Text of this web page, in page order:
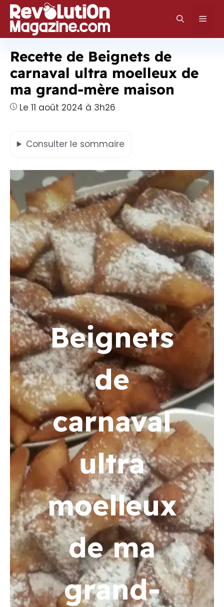
Aller
au
contenu
Recette de Beignets de
carnaval ultra moelleux de
ma grand-mère maison
Le 11 août 2024 à 3h26
Consulter le sommaire
Beignets
de
carnaval
ultra
moelleux
de ma
grand-